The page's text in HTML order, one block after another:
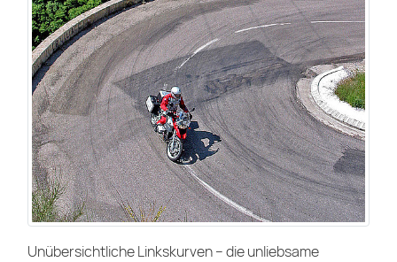
Unübersichtliche Linkskurven – die unliebsame